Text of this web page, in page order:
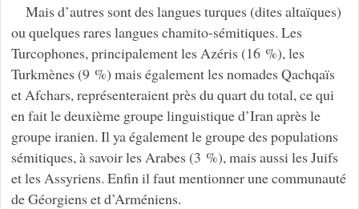
Mais d’autres sont des langues turques (dites altaïques)
ou quelques rares langues chamito-sémitiques. Les
Turcophones, principalement les Azéris (16 %), les
Turkmènes (9 %) mais également les nomades Qachqaïs
et Afchars, représenteraient près du quart du total, ce qui
en fait le deuxième groupe linguistique d’Iran après le
groupe iranien. Il ya également le groupe des populations
sémitiques, à savoir les Arabes (3 %), mais aussi les Juifs
et les Assyriens. Enfin il faut mentionner une communauté
de Géorgiens et d’Arméniens.